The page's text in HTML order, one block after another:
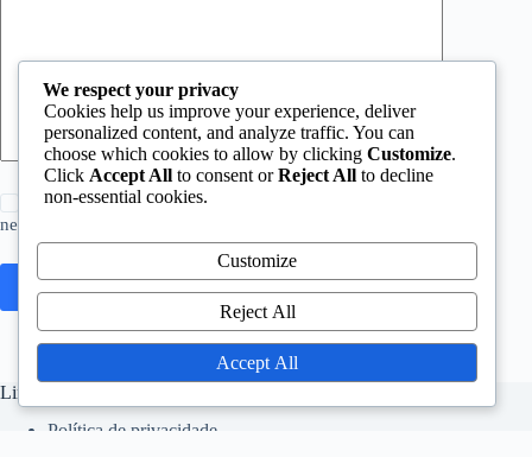
Save my name, email and website in this browser for the
next time I comment.
Post Comment
Links Rápidos
Política de privacidade
We respect your privacy
Cookies help us improve your experience, deliver
personalized content, and analyze traffic. You can
choose which cookies to allow by clicking Customize.
Click Accept All to consent orReject All to decline
non-essential cookies.
Customize
Reject All
Accept All